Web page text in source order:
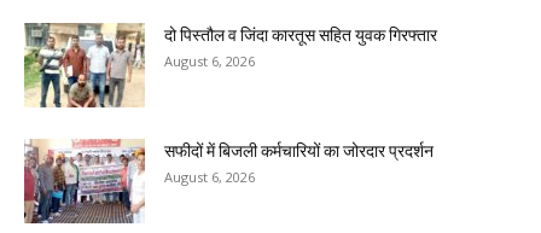
दो पिस्तौल व जिंदा कारतूस सहित युवक गिरफ्तार
August 6, 2026
सफीदों में बिजली कर्मचारियों का जोरदार प्रदर्शन
August 6, 2026